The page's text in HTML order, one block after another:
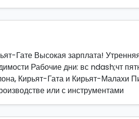
Гате Высокая зарплата!
Рабочие дни: вс ndash;чт
Кирьят-Гата и Кирьят-Малахи
или с инструментами